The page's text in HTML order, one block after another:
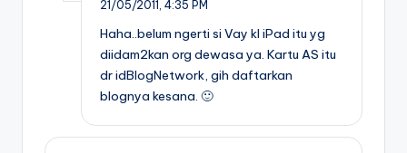
21/05/2011, 4:35 PM
Haha..belum ngerti si Vay kl iPad itu yg
diidam2kan org dewasa ya. Kartu AS itu
dr idBlogNetwork, gih daftarkan
blognya kesana. 🙂